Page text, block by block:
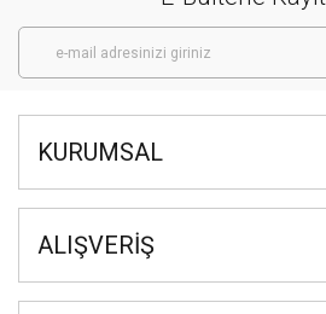
KURUMSAL
ALIŞVERİŞ